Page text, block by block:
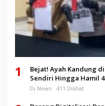
1
Bejat! Ayah Kandung
Sendiri Hingga Hamil
Di News 411 Dilihat